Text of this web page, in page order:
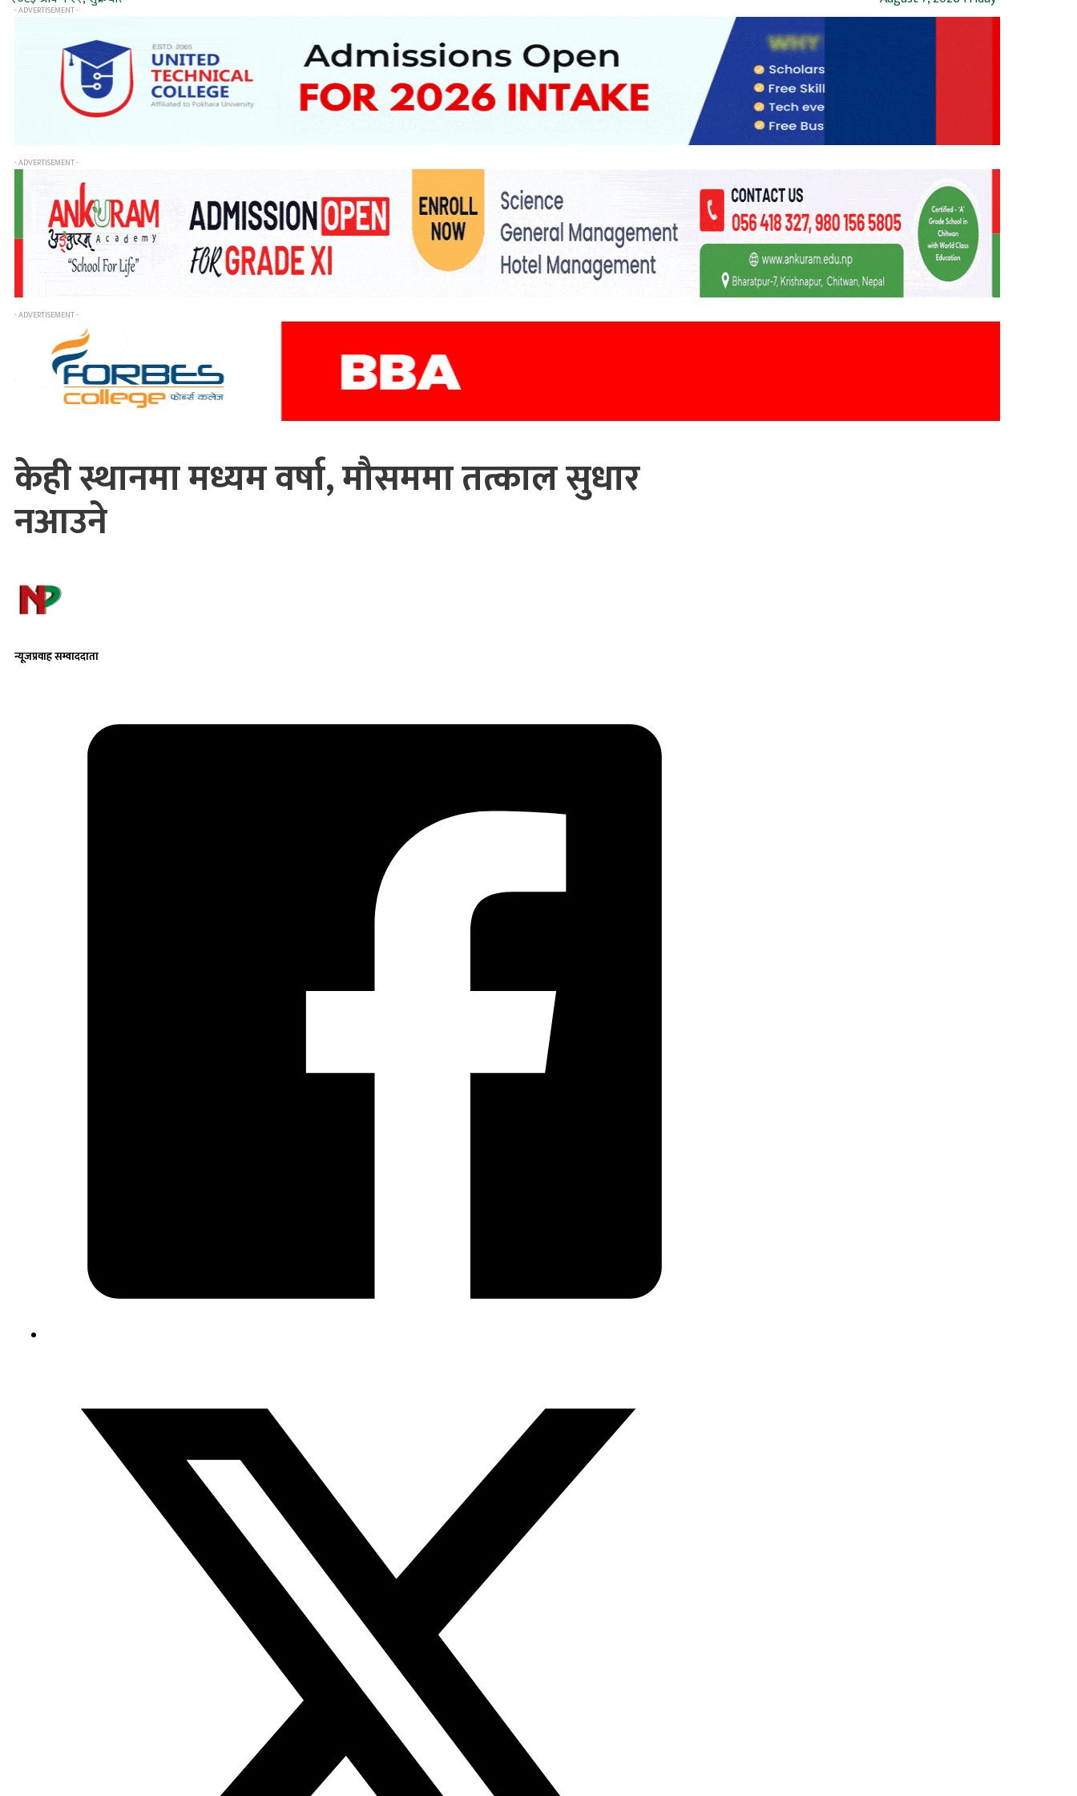
- ADVERTISEMENT -
- ADVERTISEMENT -
- ADVERTISEMENT -
केही स्थानमा मध्यम वर्षा, मौसममा तत्काल सुधार
नआउने
न्यूजप्रवाह सम्वाददाता